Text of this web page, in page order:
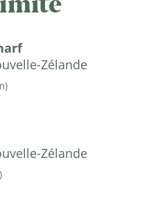
Zélande
)
Zélande
)